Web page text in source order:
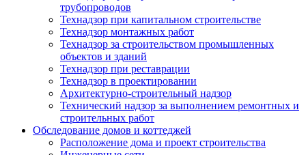
трубопроводов
Технадзор при капитальном строительстве
Технадзор монтажных работ
Технадзор за строительством промышленных
объектов и зданий
Технадзор при реставрации
Технадзор в проектировании
Архитектурно-строительный надзор
Технический надзор за выполнением ремонтных и
строительных работ
Обследование домов и коттеджей
Расположение дома и проект строительства